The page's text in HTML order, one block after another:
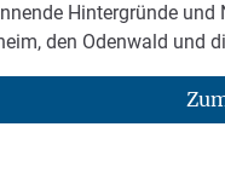
Hintergründe
den Odenwald und